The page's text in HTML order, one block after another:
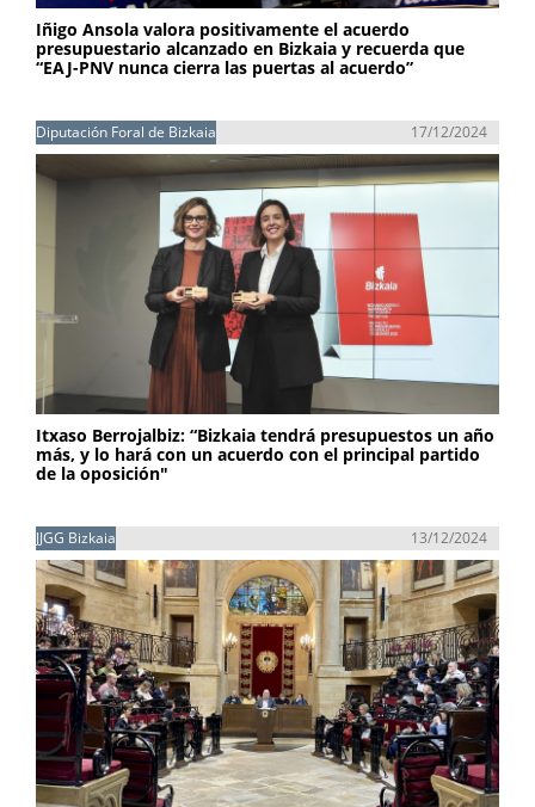
Iñigo Ansola valora positivamente el acuerdo
presupuestario alcanzado en Bizkaia y recuerda que
“EAJ-PNV nunca cierra las puertas al acuerdo”
Diputación Foral de Bizkaia 17/12/2024
Itxaso Berrojalbiz: “Bizkaia tendrá presupuestos un año
más, y lo hará con un acuerdo con el principal partido
de la oposición"
JJGG Bizkaia 13/12/2024